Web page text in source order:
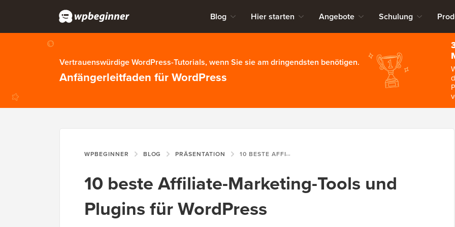
Blog Hier starten Angebote Schulung
Vertrauenswürdige WordPress-Tutorials, wenn Sie sie am dringendsten benötigen.
Anfängerleitfaden für WordPress
WPBEGINNER BLOG PRÄSENTATION 10 BESTE AFFILIATE-MARKETING-TOOLS UND PLUGINS FÜR WORDPRESS
10 beste Affiliate-Marketing-Tools und
Plugins für WordPress